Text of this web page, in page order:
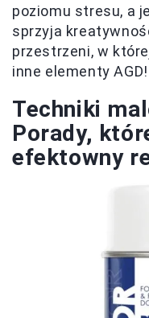
poziomu stresu, a
sprzyja
przestrzeni, w
inne elementy AGD!
Techniki
Porady,
efektowny